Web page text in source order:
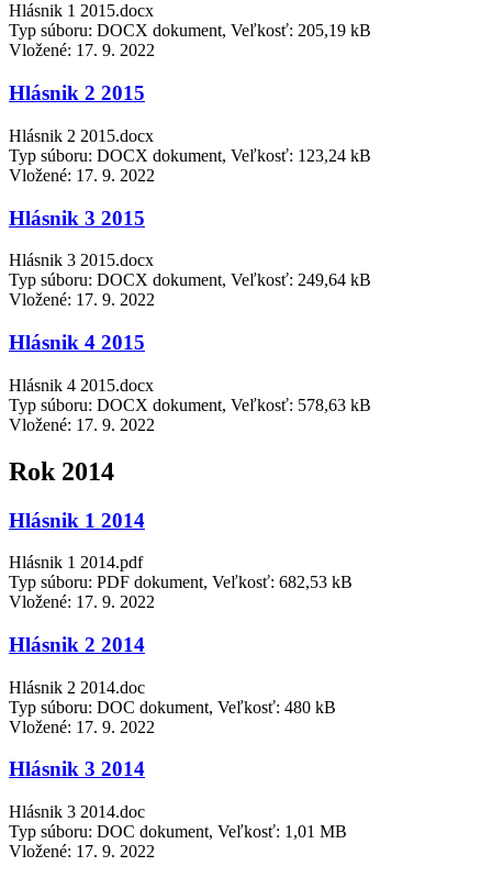
Hlásnik 1 2015.docx
Typ súboru: DOCX dokument, Veľkosť: 205,19 kB
Vložené: 17. 9. 2022
Hlásnik 2 2015
Hlásnik 2 2015.docx
Typ súboru: DOCX dokument, Veľkosť: 123,24 kB
Vložené: 17. 9. 2022
Hlásnik 3 2015
Hlásnik 3 2015.docx
Typ súboru: DOCX dokument, Veľkosť: 249,64 kB
Vložené: 17. 9. 2022
Hlásnik 4 2015
Hlásnik 4 2015.docx
Typ súboru: DOCX dokument, Veľkosť: 578,63 kB
Vložené: 17. 9. 2022
Rok 2014
Hlásnik 1 2014
Hlásnik 1 2014.pdf
Typ súboru: PDF dokument, Veľkosť: 682,53 kB
Vložené: 17. 9. 2022
Hlásnik 2 2014
Hlásnik 2 2014.doc
Typ súboru: DOC dokument, Veľkosť: 480 kB
Vložené: 17. 9. 2022
Hlásnik 3 2014
Hlásnik 3 2014.doc
Typ súboru: DOC dokument, Veľkosť: 1,01 MB
Vložené: 17. 9. 2022